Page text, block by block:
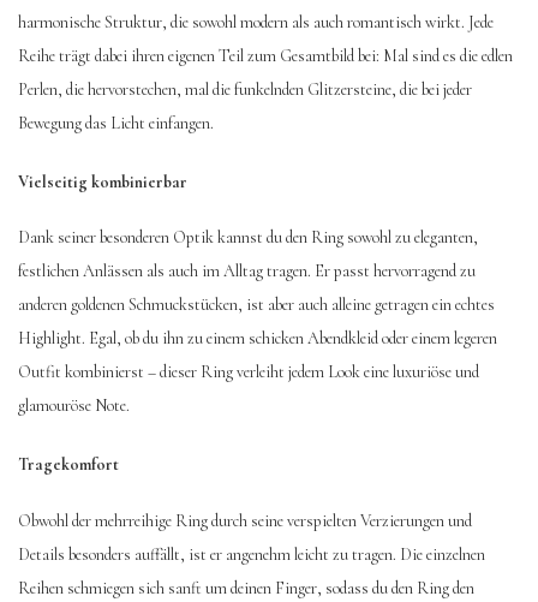
harmonische Struktur, die sowohl modern als auch romantisch wirkt. Jede
Reihe trägt dabei ihren eigenen Teil zum Gesamtbild bei: Mal sind es die edlen
Perlen, die hervorstechen, mal die funkelnden Glitzersteine, die bei jeder
Bewegung das Licht einfangen.
Vielseitig kombinierbar
Dank seiner besonderen Optik kannst du den Ring sowohl zu eleganten,
festlichen Anlässen als auch im Alltag tragen. Er passt hervorragend zu
anderen goldenen Schmuckstücken, ist aber auch alleine getragen ein echtes
Highlight. Egal, ob du ihn zu einem schicken Abendkleid oder einem legeren
Outfit kombinierst – dieser Ring verleiht jedem Look eine luxuriöse und
glamouröse Note.
Tragekomfort
Obwohl der mehrreihige Ring durch seine verspielten Verzierungen und
Details besonders auffällt, ist er angenehm leicht zu tragen. Die einzelnen
Reihen schmiegen sich sanft um deinen Finger, sodass du den Ring den